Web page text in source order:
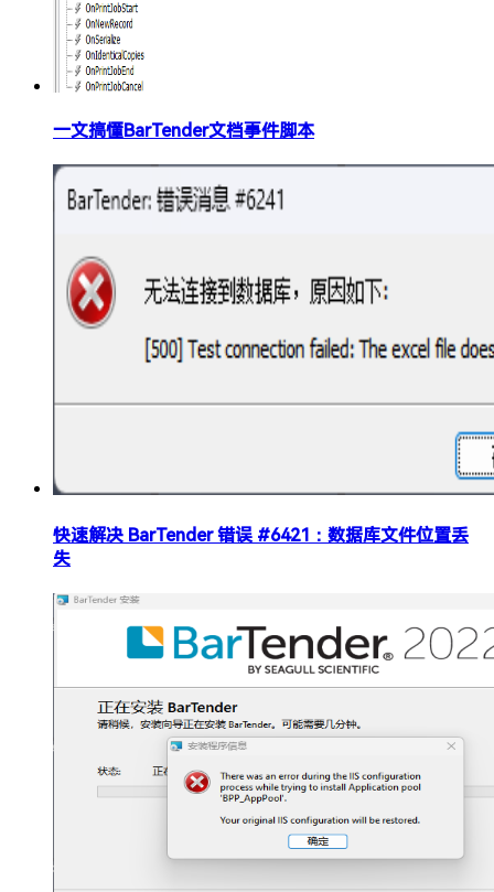
一文搞懂BarTender文档事件脚本
快速解决 BarTender 错误 #6421：数据库文件位置丢
失​